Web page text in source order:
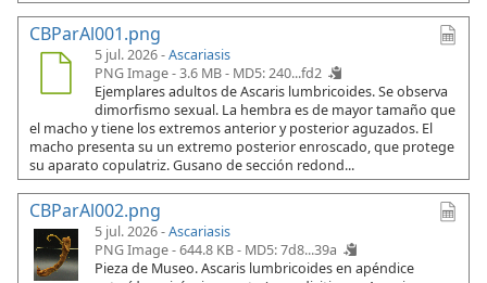
CBParAl001.png
5 jul. 2026 -Ascariasis
PNG Image - 3.6 MB - MD5: 240...fd2
Ejemplares adultos de Ascaris lumbricoides. Se observa
dimorfismo sexual. La hembra es de mayor tamaño que
el macho y tiene los extremos anterior y posterior aguzados. El
macho presenta su un extremo posterior enroscado, que protege
su aparato copulatriz. Gusano de sección redond...
CBParAl002.png
5 jul. 2026 -Ascariasis
PNG Image - 644.8 KB - MD5: 7d8...39a
Pieza de Museo. Ascaris lumbricoides en apéndice